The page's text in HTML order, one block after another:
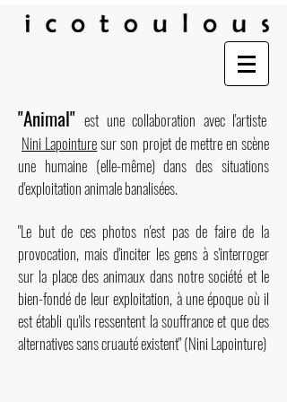
"Animal"est une collaboration avec l'artiste
Nini Lapointuresur son projet de mettre en scène
une humaine (elle-même) dans des situations
d'exploitation animale banalisées.
"Le but de ces photos n'est pas de faire de la
provocation, mais d'inciter les gens à s'interroger
sur la place des animaux dans notre société et le
bien-fondé de leur exploitation, à une époque où il
est établi qu'ils ressentent la souffrance et que des
alternatives sans cruauté existent" (Nini Lapointure)
Animal
Le
gavage